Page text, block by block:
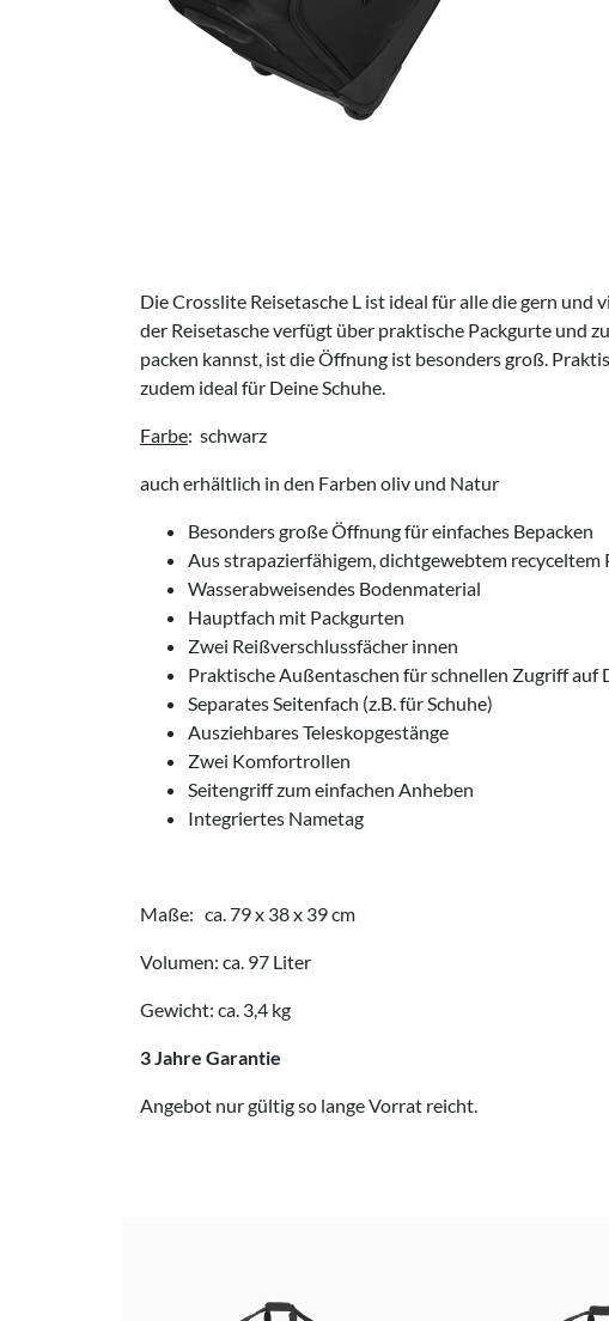
Die Crosslite Reisetasche L ist ideal für alle die gern
der Reisetasche verfügt über praktische Packgurte und
packen kannst, ist die Öffnung ist besonders groß.
zudem ideal für Deine Schuhe.
Farbe: schwarz
auch erhältlich in den Farben oliv und Natur
Besonders große Öffnung für einfaches Bepacken
Aus strapazierfähigem, dichtgewebtem recyceltem
Wasserabweisendes Bodenmaterial
Hauptfach mit Packgurten
Zwei Reißverschlussfächer innen
Praktische Außentaschen für schnellen Zugriff auf
Separates Seitenfach (z.B. für Schuhe)
Ausziehbares Teleskopgestänge
Zwei Komfortrollen
Seitengriff zum einfachen Anheben
Integriertes Nametag
Maße: ca. 79 x 38 x 39 cm
Volumen: ca. 97 Liter
Gewicht: ca. 3,4 kg
3 Jahre Garantie
Angebot nur gültig so lange Vorrat reicht.